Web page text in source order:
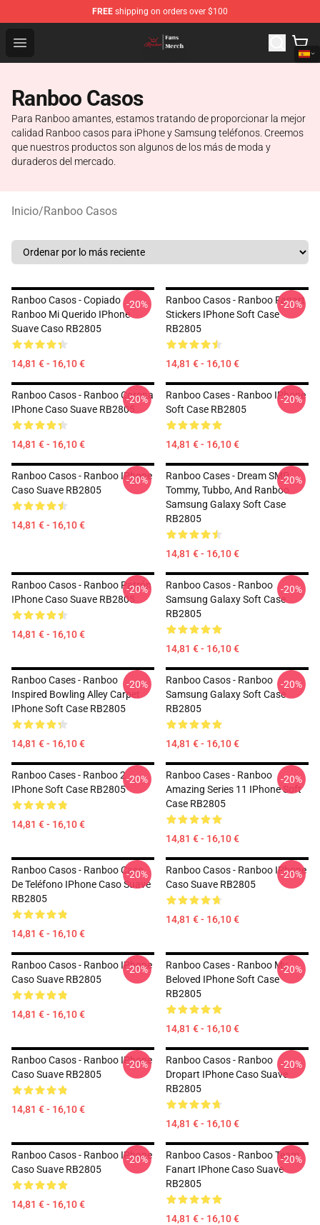
FREE shipping on orders over $100
Open menu
Ranboo Shop - Official Ranboo Merchandise Store
Ranboo Casos
Para Ranboo amantes, estamos tratando de proporcionar la mejor
calidad Ranboo casos para iPhone y Samsung teléfonos. Creemos
que nuestros productos son algunos de los más de moda y
duraderos del mercado.
Inicio/Ranboo Casos
Ranboo Casos - Copiado
Ranboo Mi Querido IPhone
Suave Caso RB2805
14,81 € - 16,10 €
-20%
Ranboo Casos - Ranboo Fanart
Stickers IPhone Soft Case
RB2805
14,81 € - 16,10 €
-20%
Ranboo Casos - Ranboo Corona
IPhone Caso Suave RB2805
14,81 € - 16,10 €
-20%
Ranboo Cases - Ranboo IPhone
Soft Case RB2805
14,81 € - 16,10 €
-20%
Ranboo Casos - Ranboo IPhone
Caso Suave RB2805
14,81 € - 16,10 €
-20%
Ranboo Cases - Dream SMP
Tommy, Tubbo, And Ranboo
Samsung Galaxy Soft Case
RB2805
14,81 € - 16,10 €
-20%
Ranboo Casos - Ranboo Patrón
IPhone Caso Suave RB2805
14,81 € - 16,10 €
-20%
Ranboo Casos - Ranboo
Samsung Galaxy Soft Case
RB2805
14,81 € - 16,10 €
-20%
Ranboo Cases - Ranboo
Inspired Bowling Alley Carpet
IPhone Soft Case RB2805
14,81 € - 16,10 €
-20%
Ranboo Casos - Ranboo
Samsung Galaxy Soft Case
RB2805
14,81 € - 16,10 €
-20%
Ranboo Cases - Ranboo 2
IPhone Soft Case RB2805
14,81 € - 16,10 €
-20%
Ranboo Cases - Ranboo
Amazing Series 11 IPhone Soft
Case RB2805
14,81 € - 16,10 €
-20%
Ranboo Casos - Ranboo Caso
De Teléfono IPhone Caso Suave
RB2805
14,81 € - 16,10 €
-20%
Ranboo Casos - Ranboo IPhone
Caso Suave RB2805
14,81 € - 16,10 €
-20%
Ranboo Casos - Ranboo IPhone
Caso Suave RB2805
14,81 € - 16,10 €
-20%
Ranboo Cases - Ranboo My
Beloved IPhone Soft Case
RB2805
14,81 € - 16,10 €
-20%
Ranboo Casos - Ranboo IPhone
Caso Suave RB2805
14,81 € - 16,10 €
-20%
Ranboo Casos - Ranboo
Dropart IPhone Caso Suave
RB2805
14,81 € - 16,10 €
-20%
Ranboo Casos - Ranboo IPhone
Caso Suave RB2805
14,81 € - 16,10 €
-20%
Ranboo Casos - Ranboo Team
Fanart IPhone Caso Suave
RB2805
14,81 € - 16,10 €
-20%